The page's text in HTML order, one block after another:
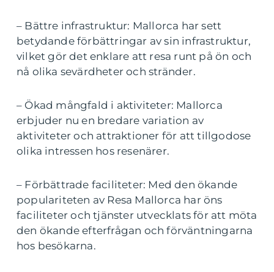
– Bättre infrastruktur: Mallorca har sett
betydande förbättringar av sin infrastruktur,
vilket gör det enklare att resa runt på ön och
nå olika sevärdheter och stränder.
– Ökad mångfald i aktiviteter: Mallorca
erbjuder nu en bredare variation av
aktiviteter och attraktioner för att tillgodose
olika intressen hos resenärer.
– Förbättrade faciliteter: Med den ökande
populariteten av Resa Mallorca har öns
faciliteter och tjänster utvecklats för att möta
den ökande efterfrågan och förväntningarna
hos besökarna.